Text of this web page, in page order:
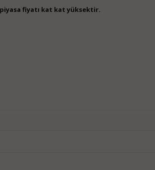
piyasa fiyatı kat kat yüksektir.